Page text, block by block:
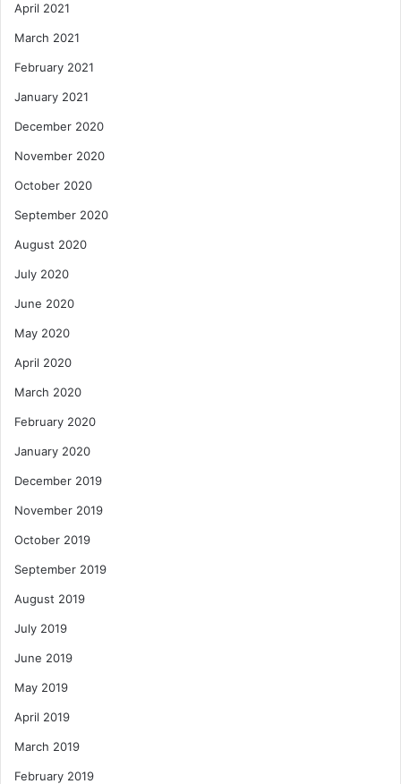
April 2021
March 2021
February 2021
January 2021
December 2020
November 2020
October 2020
September 2020
August 2020
July 2020
June 2020
May 2020
April 2020
March 2020
February 2020
January 2020
December 2019
November 2019
October 2019
September 2019
August 2019
July 2019
June 2019
May 2019
April 2019
March 2019
February 2019